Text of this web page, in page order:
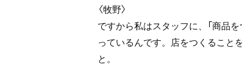
〈牧野〉
ですから私はスタッフに、「商品
っているんです。店をつくること
と。